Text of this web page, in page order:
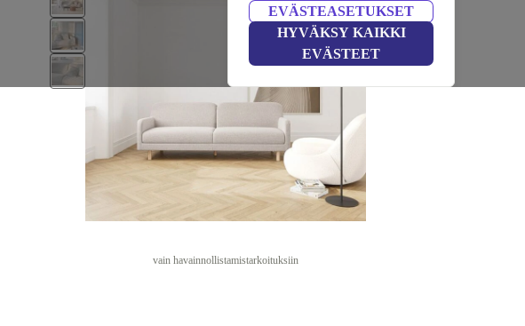
EVÄSTEASETUKSET
HYVÄKSY KAIKKI
EVÄSTEET
vain havainnollistamistarkoituksiin